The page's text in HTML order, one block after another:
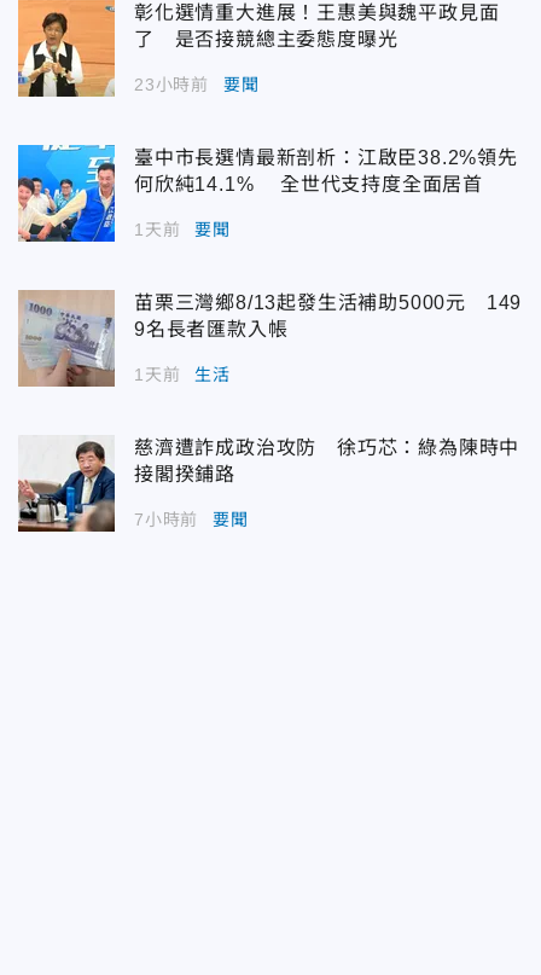
彰化選情重大進展！王惠美與魏平政見面
了 是否接競總主委態度曝光
23小時前 要聞
臺中市長選情最新剖析：江啟臣38.2%領先
何欣純14.1% 全世代支持度全面居首
1天前 要聞
苗栗三灣鄉8/13起發生活補助5000元 149
9名長者匯款入帳
1天前 生活
慈濟遭詐成政治攻防 徐巧芯：綠為陳時中
接閣揆鋪路
7小時前 要聞